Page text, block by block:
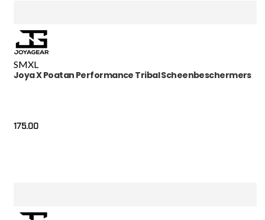
SMXL
Joya X Poatan Performance Tribal Scheenbeschermers
175.00